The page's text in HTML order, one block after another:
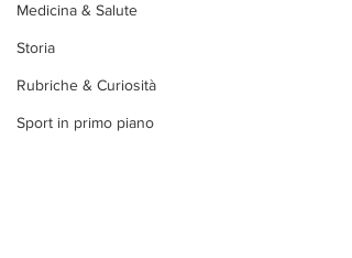
Medicina & Salute
Storia
Rubriche & Curiosità
Sport in primo piano